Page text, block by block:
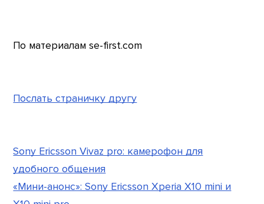
По материалам se-first.com
Послать страничку другу
Sony Ericsson Vivaz pro: камерофон для
удобного общения
«Мини-анонс»: Sony Ericsson Xperia X10 mini и